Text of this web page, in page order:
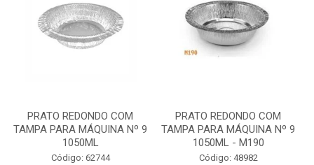
PRATO REDONDO COM
TAMPA PARA MÁQUINA Nº 9
1050ML
Código: 62744
PRATO REDONDO COM
TAMPA PARA MÁQUINA Nº 9
1050ML - M190
Código: 48982